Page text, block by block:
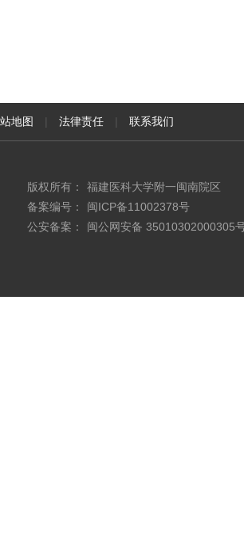
地图 | 法律责任 | 联系我们
版权所有：
福建医科大学附一闽南院区
备案编号：
闽ICP备11002378号
公安备案：
闽公网安备 35010302000305